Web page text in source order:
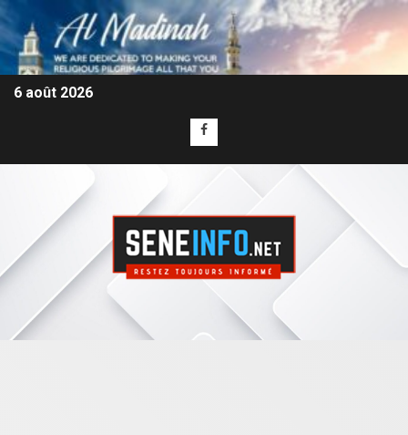
6 août 2026